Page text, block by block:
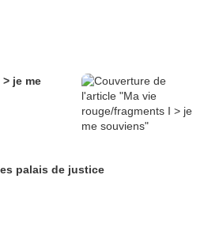
je me
palais de justice